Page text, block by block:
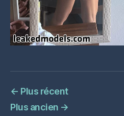
← Plus récent
Plus ancien →